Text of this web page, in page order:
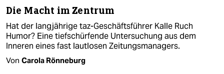
Die Macht im Zentrum
Hat der langjährige taz-Geschäftsführer Kalle Ruch
Humor? Eine tiefschürfende Untersuchung aus dem
Inneren eines fast lautlosen Zeitungsmanagers.
Von Carola Rönneburg